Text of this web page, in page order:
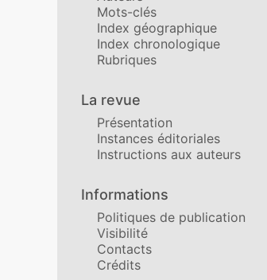
Mots-clés
Index géographique
Index chronologique
Rubriques
La revue
Présentation
Instances éditoriales
Instructions aux auteurs
Informations
Politiques de publication
Visibilité
Contacts
Crédits